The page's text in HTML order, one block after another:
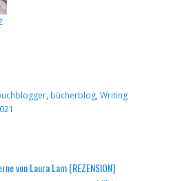
, bücherblog, Writing
von Laura Lam [REZENSION]